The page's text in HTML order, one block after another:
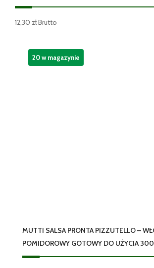
12,30 złBrutto
MUTTI SALSA PRONTA PIZZUTELLO –
POMIDOROWY GOTOWY DO UŻYCIA
20 w magazynie